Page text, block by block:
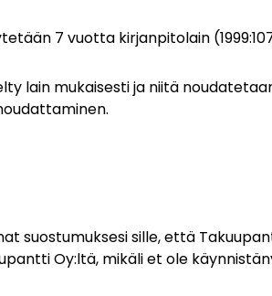
7 vuotta kirjanpitolain
lain mukaisesti ja niitä
suostumuksesi sille, että
Oy:ltä, mikäli et ole